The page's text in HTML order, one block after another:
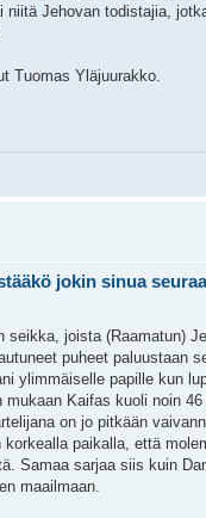
niitä Jehovan todistajia,
Tuomas Yläjuurakko.
jokin sinua
seikka, joista (Raamatun)
puheet paluustaan
ylimmäiselle papille kun
mukaan Kaifas kuoli noin
on jo pitkään
korkealla paikalla, että
Samaa sarjaa siis kuin
maailmaan.